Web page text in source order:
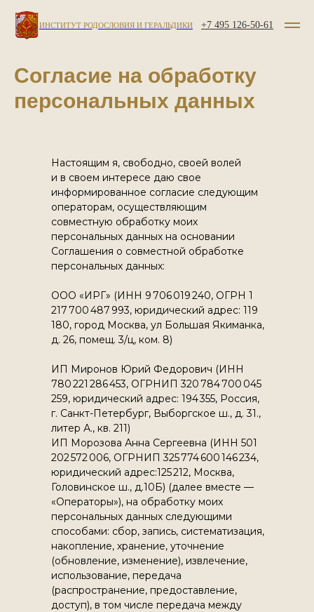
ИНСТИТУТ РОДОСЛОВИЯ И ГЕРАЛЬДИКИ +7 495 126-50-61
Согласие на обработку
персональных данных
Настоящим я, свободно, своей волей
и в своем интересе даю свое
информированное согласие следующим
операторам, осуществляющим
совместную обработку моих
персональных данных на основании
Соглашения о совместной обработке
персональных данных:
ООО «ИРГ» (ИНН 9 706 019 240, ОГРН 1
217 700 487 993, юридический адрес: 119
180, город Москва, ул Большая Якиманка,
д. 26, помещ. 3/ц, ком. 8)
ИП Миронов Юрий Федорович (ИНН
780 221 286 453, ОГРНИП 320 784 700 045
259, юридический адрес: 194 355, Россия,
г. Санкт-Петербург, Выборгское ш., д. 31.,
литер А., кв. 211)
ИП Морозова Анна Сергеевна (ИНН 501
202 572 006, ОГРНИП 325 774 600 146 234,
юридический адрес:125 212, Москва,
Головинское ш., д.10Б) (далее вместе —
«Операторы»), на обработку моих
персональных данных следующими
способами: сбор, запись, систематизация,
накопление, хранение, уточнение
(обновление, изменение), извлечение,
использование, передача
(распространение, предоставление,
доступ), в том числе передача между